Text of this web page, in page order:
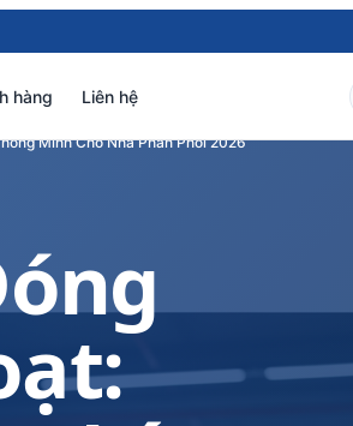
hàng Liên hệ
Minh Cho Nhà Phân Phối 2026